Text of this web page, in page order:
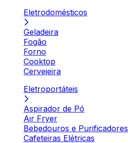
Eletrodomésticos
Geladeira
Fogão
Forno
Cooktop
Cervejeira
Eletroportáteis
Aspirador de Pó
Air Fryer
Bebedouros e Purificadores
Cafeteiras Elétricas